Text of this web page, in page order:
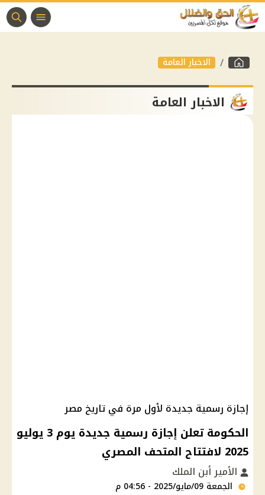
الاخبار العامة
الاخبار العامة
إجازة رسمية جديدة لأول مرة في تاريخ مصر
الحكومة تعلن إجازة رسمية جديدة يوم 3 يوليو
2025 لافتتاح المتحف المصري
الأمير أبن الملك
الجمعة 09/مايو/2025 - 04:56 م